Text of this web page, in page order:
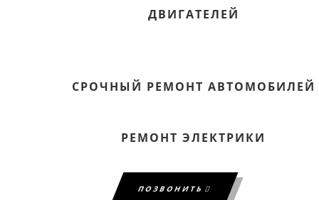
ДВИГАТЕЛЕЙ
СРОЧНЫЙ РЕМОНТ АВТОМОБИЛЕЙ
РЕМОНТ ЭЛЕКТРИКИ
ПОЗВОНИТЬ